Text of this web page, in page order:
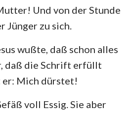
Und von der Stunde
Jünger zu sich.
wußte, daß schon alles
daß die Schrift erfüllt
Mich dürstet!
voll Essig. Sie aber